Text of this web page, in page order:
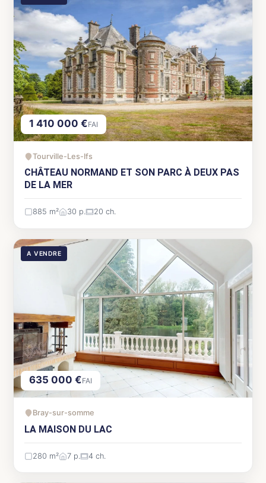
1 410 000 €FAI
Tourville-Les-Ifs
CHÂTEAU NORMAND ET SON PARC À DEUX PAS
DE LA MER
885 m² 30 p. 20 ch.
A VENDRE
635 000 €FAI
Bray-sur-somme
LA MAISON DU LAC
280 m² 7 p. 4 ch.